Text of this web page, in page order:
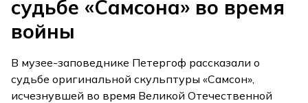
судьбе «Самсона» во время
войны
В музее-заповеднике Петергоф рассказали о
судьбе оригинальной скульптуры «Самсон»,
исчезнувшей во время Великой Отечественной